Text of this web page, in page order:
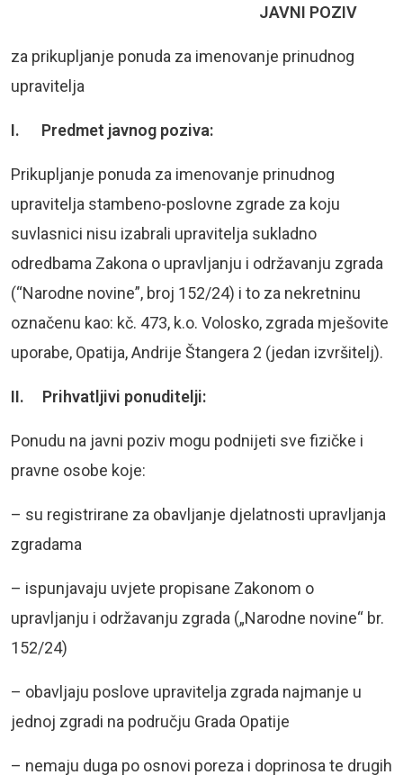
JAVNI POZIV
za prikupljanje ponuda za imenovanje prinudnog
upravitelja
I. Predmet javnog poziva:
Prikupljanje ponuda za imenovanje prinudnog
upravitelja stambeno-poslovne zgrade za koju
suvlasnici nisu izabrali upravitelja sukladno
odredbama Zakona o upravljanju i održavanju zgrada
(“Narodne novine”, broj 152/24) i to za nekretninu
označenu kao: kč. 473, k.o. Volosko, zgrada mješovite
uporabe, Opatija, Andrije Štangera 2 (jedan izvršitelj).
II. Prihvatljivi ponuditelji:
Ponudu na javni poziv mogu podnijeti sve fizičke i
pravne osobe koje:
– su registrirane za obavljanje djelatnosti upravljanja
zgradama
– ispunjavaju uvjete propisane Zakonom o
upravljanju i održavanju zgrada („Narodne novine“ br.
152/24)
– obavljaju poslove upravitelja zgrada najmanje u
jednoj zgradi na području Grada Opatije
– nemaju duga po osnovi poreza i doprinosa te drugih